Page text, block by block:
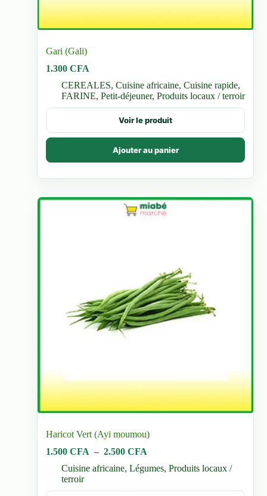
Gari (Gali)
1.300CFA
CEREALES,Cuisine africaine,Cuisine rapide,
FARINE,Petit-déjeuner,Produits locaux / terroir
Voir le produit
Ajouter au panier
Haricot Vert (Ayi moumou)
1.500CFA – 2.500CFA
prix :
Cuisine africaine,Légumes,Produits locaux /
terroir